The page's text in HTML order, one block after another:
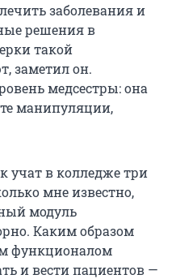
заболевания и
решения в
такой
заметил он.
медсестры: она
манипуляции,
учат в колледже три
мне известно,
модуль
Каким образом
функционалом
и вести пациентов —